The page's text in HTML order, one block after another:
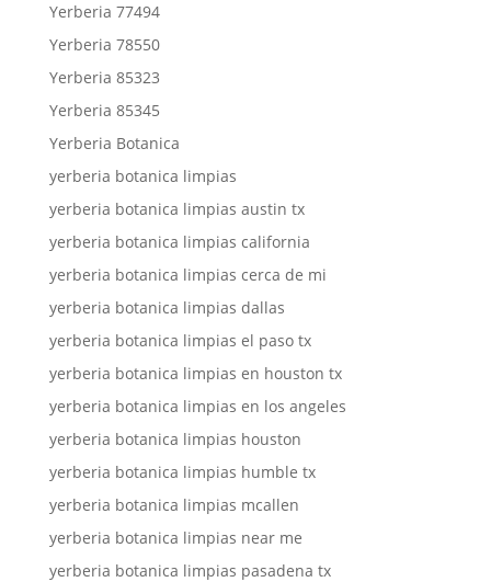
Yerberia 77494
Yerberia 78550
Yerberia 85323
Yerberia 85345
Yerberia Botanica
yerberia botanica limpias
yerberia botanica limpias austin tx
yerberia botanica limpias california
yerberia botanica limpias cerca de mi
yerberia botanica limpias dallas
yerberia botanica limpias el paso tx
yerberia botanica limpias en houston tx
yerberia botanica limpias en los angeles
yerberia botanica limpias houston
yerberia botanica limpias humble tx
yerberia botanica limpias mcallen
yerberia botanica limpias near me
yerberia botanica limpias pasadena tx